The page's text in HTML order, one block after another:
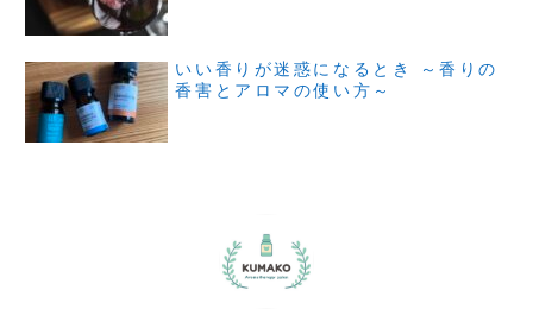
いい香りが迷惑になるとき ～香りの
香害とアロマの使い方～